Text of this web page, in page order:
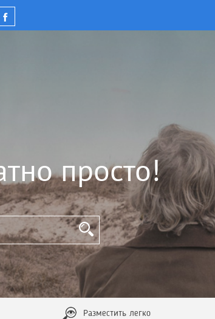
просто!
Разместить легко